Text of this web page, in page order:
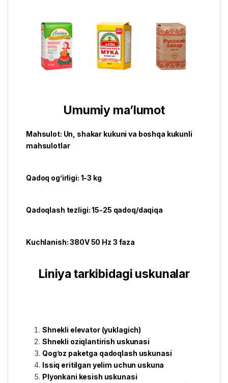
Umumiy ma’lumot
Mahsulot: Un, shakar kukuni va boshqa kukunli
mahsulotlar
Qadoq og’irligi: 1-3 kg
Qadoqlash tezligi: 15-25 qadoq/daqiqa
Kuchlanish: 380V 50 Hz 3 faza
Liniya tarkibidagi uskunalar
Shnekli elevator (yuklagich)
Shnekli oziqlantirish uskunasi
Qog’oz paketga qadoqlash uskunasi
Issiq eritilgan yelim uchun uskuna
Plyonkani kesish uskunasi